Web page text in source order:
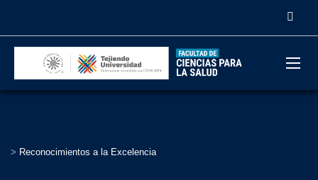
> Reconocimientos a la Excelencia